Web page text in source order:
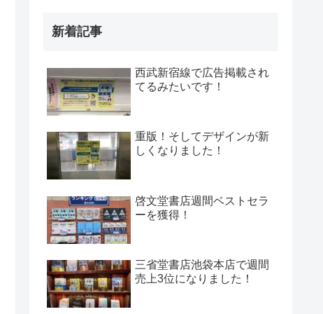
新着記事
西武新宿線で広告掲載され
てるみたいです！
重版！そしてデザインが新
しくなりました！
啓文堂書店週間ベストセラ
ーを獲得！
三省堂書店池袋本店で週間
売上3位になりました！